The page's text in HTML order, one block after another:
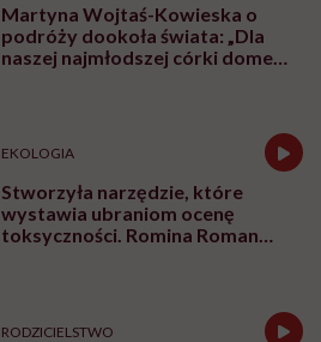
Martyna Wojtaś-Kowieska o
podróży dookoła świata: „Dla
naszej najmłodszej córki domem
EKOLOGIA
Stworzyła narzędzie, które
wystawia ubraniom ocenę
toksyczności. Romina Roman
RODZICIELSTWO